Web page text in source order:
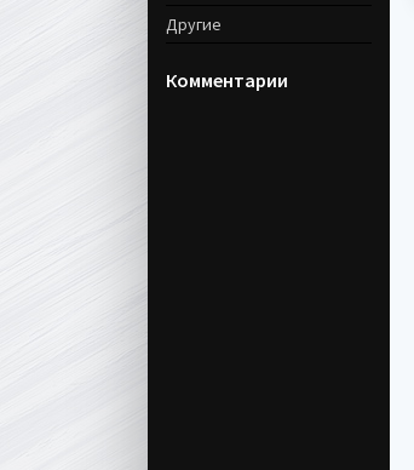
Другие
Комментарии